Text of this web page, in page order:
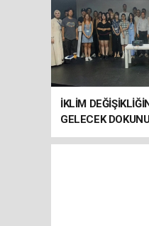
İKLİM
GELECEK
ULUSLARARASI